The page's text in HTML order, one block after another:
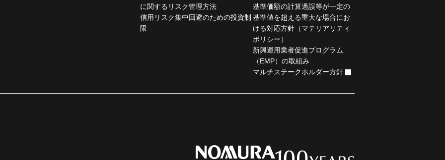
に関するリスク管理方法
信用リスク集中回避のための投資制
限
基準価額の計算過誤等が一定の
基準値を超える重大な場合にお
ける対応方針（マテリアリティ
ポリシー）
新興運用業者促進プログラム
（EMP）の取組み
マルチステークホルダー方針